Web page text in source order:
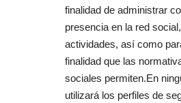
finalidad de administrar
presencia en la red
actividades, así como
finalidad que las
sociales permiten.En
utilizará los perfiles de